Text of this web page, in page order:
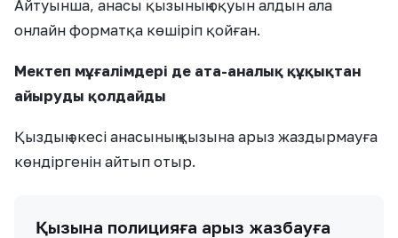
Айтуынша, анасы қызының оқуын алдын ала
онлайн форматқа көшіріп қойған.
Мектеп мұғалімдері де ата-аналық құқықтан
айыруды қолдайды
Қыздың әкесі анасының қызына арыз жаздырмауға
көндіргенін айтып отыр.
Қызына полицияға арыз жазбауға